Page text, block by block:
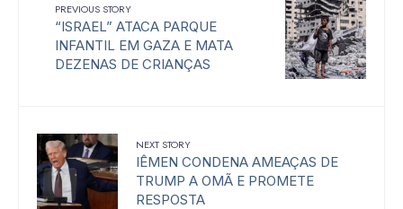
PREVIOUS STORY
“ISRAEL” ATACA PARQUE
INFANTIL EM GAZA E MATA
DEZENAS DE CRIANÇAS
NEXT STORY
IÊMEN CONDENA AMEAÇAS DE
TRUMP A OMÃ E PROMETE
RESPOSTA